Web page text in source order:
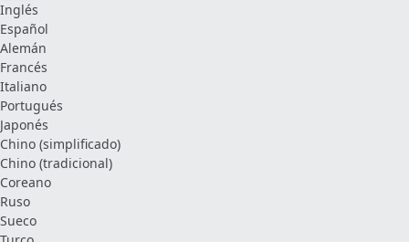
Inglés
Español
Alemán
Francés
Italiano
Portugués
Japonés
Chino (simplificado)
Chino (tradicional)
Coreano
Ruso
Sueco